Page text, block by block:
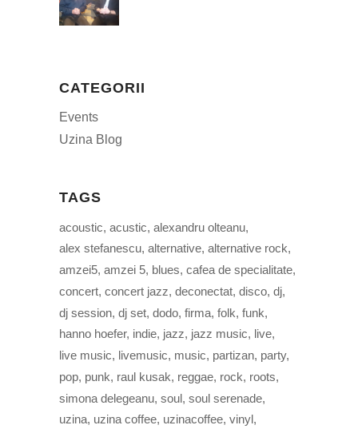
CATEGORII
Events
Uzina Blog
TAGS
acoustic acustic alexandru olteanu
alex stefanescu alternative alternative rock
amzei5 amzei 5 blues cafea de specialitate
concert concert jazz deconectat disco dj
dj session dj set dodo firma folk funk
hanno hoefer indie jazz jazz music live
live music livemusic music partizan party
pop punk raul kusak reggae rock roots
simona delegeanu soul soul serenade
uzina uzina coffee uzinacoffee vinyl